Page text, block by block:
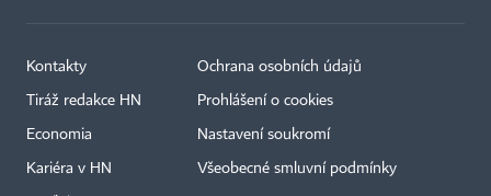
Kontakty
Tiráž redakce HN
Economia
Kariéra v HN
Ochrana osobních údajů
Prohlášení o cookies
Nastavení soukromí
Všeobecné smluvní podmínky